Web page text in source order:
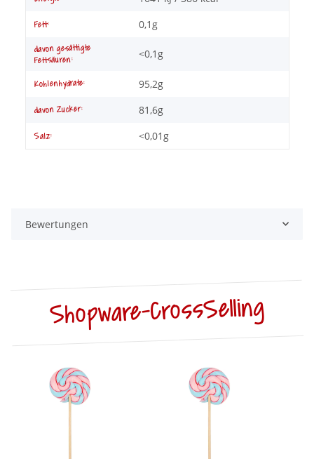
Fett: 0,1g
davon gesättigte
Fettsäuren:
<0,1g
Kohlenhydrate: 95,2g
davon Zucker: 81,6g
Salz: <0,01g
Bewertungen
Shopware-CrossSelling